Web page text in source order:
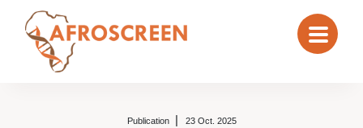
Publication 23 Oct. 2025